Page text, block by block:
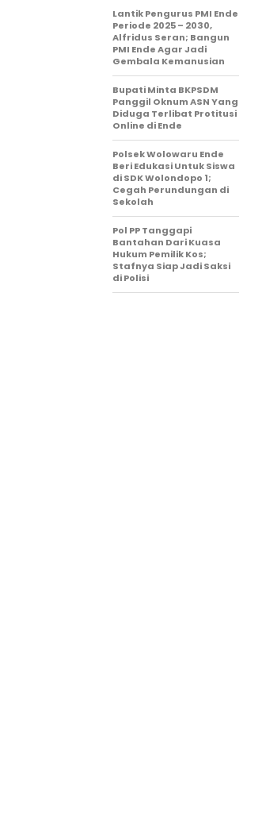
Lantik Pengurus PMI Ende
Periode 2025 – 2030,
Alfridus Seran; Bangun
PMI Ende Agar Jadi
Gembala Kemanusian
Bupati Minta BKPSDM
Panggil Oknum ASN Yang
Diduga Terlibat Protitusi
Online di Ende
Polsek Wolowaru Ende
Beri Edukasi Untuk Siswa
di SDK Wolondopo 1;
Cegah Perundungan di
Sekolah
Pol PP Tanggapi
Bantahan Dari Kuasa
Hukum Pemilik Kos;
Stafnya Siap Jadi Saksi
di Polisi